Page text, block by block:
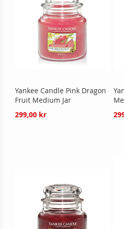
Yankee Candle Pink Dragon
Fruit Medium Jar
299,00 kr